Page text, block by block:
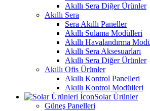
Akıllı Sera Diğer Ürünler
Akıllı Sera
Sera Akıllı Paneller
Akıllı Sulama Modülleri
Akıllı Havalandırma
Akıllı Sera Aksesuarları
Akıllı Sera Diğer Ürünler
Akıllı Ofis Ürünler
Akıllı Kontrol Panelleri
Akıllı Kontrol Modülleri
Solar Ürünler
Güneş Panelleri